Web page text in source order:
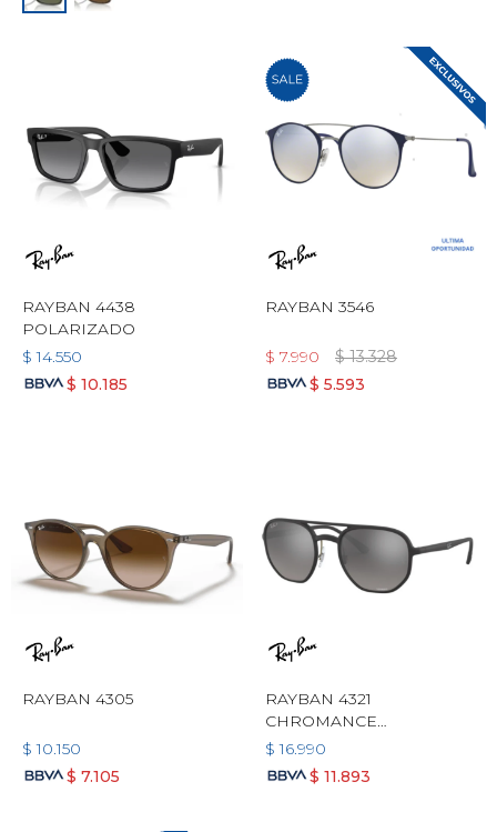
RAYBAN 4438
POLARIZADO
$ 14.550
$ 10.185
RAYBAN 3546
$ 7.990 $ 13.328
$ 5.593
RAYBAN 4305
$ 10.150
$ 7.105
RAYBAN 4321
CHROMANCE
POLARIZADO
$ 16.990
$ 11.893